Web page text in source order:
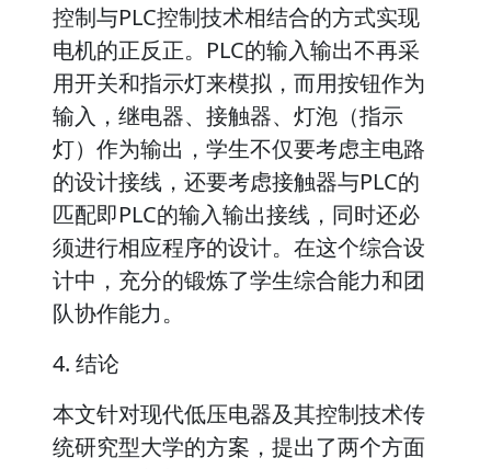
控制与PLC控制技术相结合的方式实现
电机的正反正。PLC的输入输出不再采
用开关和指示灯来模拟，而用按钮作为
输入，继电器、接触器、灯泡（指示
灯）作为输出，学生不仅要考虑主电路
的设计接线，还要考虑接触器与PLC的
匹配即PLC的输入输出接线，同时还必
须进行相应程序的设计。在这个综合设
计中，充分的锻炼了学生综合能力和团
队协作能力。
4. 结论
本文针对现代低压电器及其控制技术传
统研究型大学的方案，提出了两个方面